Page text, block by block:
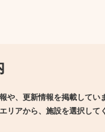
や、更新情報を掲載してい
リアから、施設を選択して